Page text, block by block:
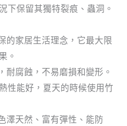
下保留其獨特裂痕、蟲洞。
的家居生活理念，它最大限
。
腐蝕，不易磨損和變形。
性能好，夏天的時候使用竹
澤天然、富有彈性、能防